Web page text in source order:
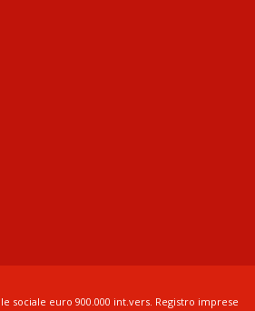
sociale euro 900.000 int.vers. Registro imprese